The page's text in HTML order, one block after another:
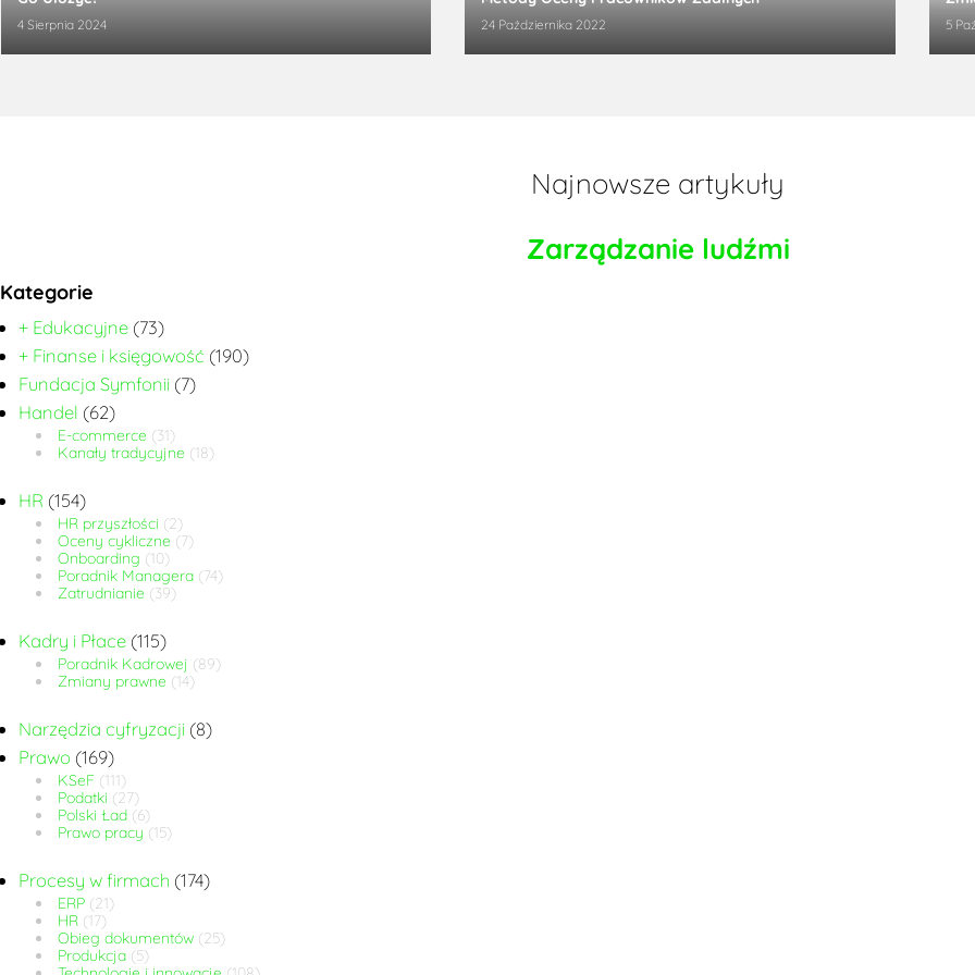
4 Sierpnia 2024 24 Października 2022 5
Najnowsze artykuły
Zarządzanie ludźmi
Kategorie
+ Edukacyjne(73)
+ Finanse i księgowość (190)
Fundacja Symfonii(7)
Handel (62)
E-commerce (31)
Kanały tradycyjne (18)
HR (154)
HR przyszłości (2)
Oceny cykliczne (7)
Onboarding (10)
Poradnik Managera (74)
Zatrudnianie (39)
Kadry i Płace(115)
Poradnik Kadrowej (89)
Zmiany prawne (14)
Narzędzia cyfryzacji(8)
Prawo (169)
KSeF (111)
Podatki (27)
Polski Ład (6)
Prawo pracy (15)
Procesy w firmach (174)
ERP (21)
HR (17)
Obieg dokumentów (25)
Produkcja (5)